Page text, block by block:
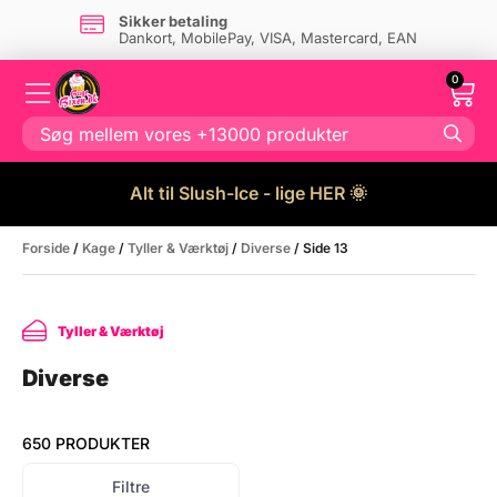
Dansk firma
- og eget lager i Danmark
0
Alt til Slush-Ice - lige HER 🌞
Forside / Kage / Tyller & Værktøj / Diverse / Side 13
Tyller & Værktøj
Diverse
650 PRODUKTER
Filtre